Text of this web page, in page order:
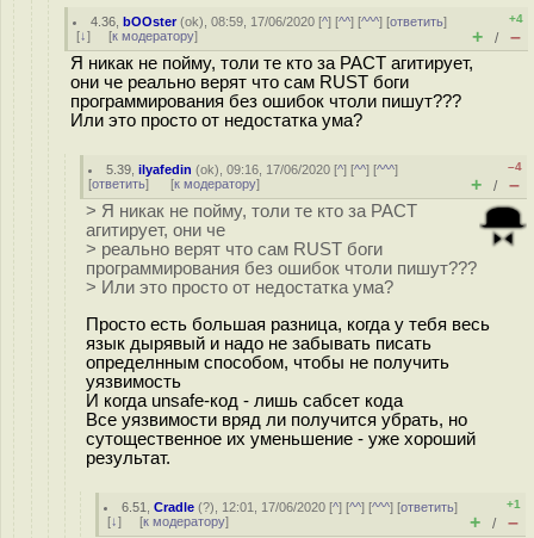
4.36 ,bOOster(ok), 08:59, 17/06/2020 [^] [^^] [^^^] [ответить]
[↓] [к модератору]
+4
+ / –
Я никак не пойму, толи те кто за РАСТ агитирует,
они че реально верят что сам RUST боги
программирования без ошибок чтоли пишут???
Или это просто от недостатка ума?
5.39 ,ilyafedin (ok), 09:16, 17/06/2020 [^] [^^] [^^^]
[ответить] [к модератору]
–4
+ / –
> Я никак не пойму, толи те кто за РАСТ
агитирует, они че
> реально верят что сам RUST боги
программирования без ошибок чтоли пишут???
> Или это просто от недостатка ума?
Просто есть большая разница, когда у тебя весь
язык дырявый и надо не забывать писать
определнным способом, чтобы не получить
уязвимость
И когда unsafe-код - лишь сабсет кода
Все уязвимости вряд ли получится убрать, но
сутощественное их уменьшение - уже хороший
результат.
6.51 ,Cradle (?), 12:01, 17/06/2020 [^] [^^] [^^^] [ответить]
[↓] [к модератору]
+1
+ / –